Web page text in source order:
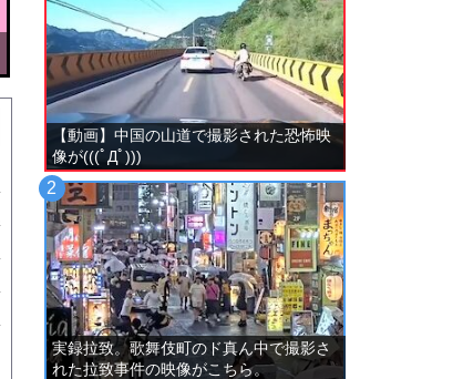
【動画】中国の山道で撮影された恐怖映
像が(((ﾟДﾟ)))
実録拉致。歌舞伎町のド真ん中で撮影さ
れた拉致事件の映像がこちら。